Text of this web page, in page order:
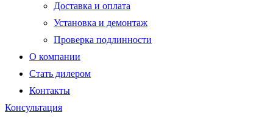
Доставка и оплата
Установка и демонтаж
Проверка подлинности
О компании
Стать дилером
Контакты
Консультация